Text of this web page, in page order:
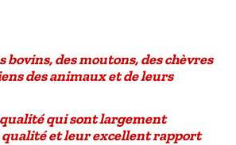
bovins, des moutons, des chèvres
des animaux et de leurs
qui sont largement
qualité et leurexcellent rapport